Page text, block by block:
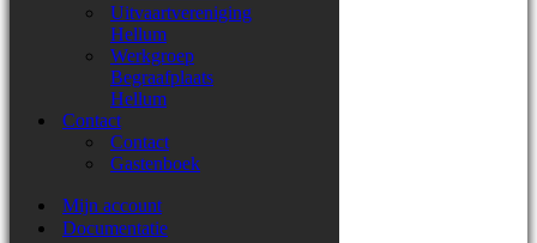
Uitvaartvereniging
Hellum
Werkgroep
Begraafplaats
Hellum
Contact
Contact
Gastenboek
Mijn account
Documentatie